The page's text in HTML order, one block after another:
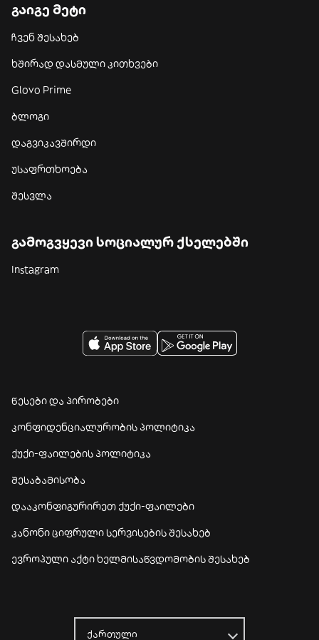
გაიგე მეტი
ჩვენ შესახებ
ხშირად დასმული კითხვები
Glovo Prime
ბლოგი
დაგვიკავშირდი
უსაფრთხოება
შესვლა
გამოგვყევი სოციალურ ქსელებში
Instagram
წესები და პირობები
კონფიდენციალურობის პოლიტიკა
ქუქი-ფაილების პოლიტიკა
შესაბამისობა
დააკონფიგურირეთ ქუქი-ფაილები
კანონი ციფრული სერვისების შესახებ
ევროპული აქტი ხელმისაწვდომობის შესახებ